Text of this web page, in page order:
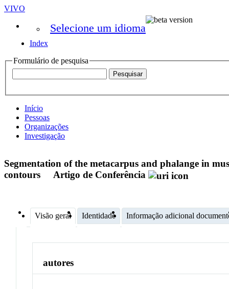
VIVO
Selecione um idioma
Index
Formulário de pesquisa
Início
Pessoas
Organizações
Investigação
Segmentation of the metacarpus and phalange in
contours
Artigo de Conferência
Visão geral Identidade Informação adicional
autores